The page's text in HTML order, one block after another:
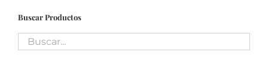
Buscar Productos